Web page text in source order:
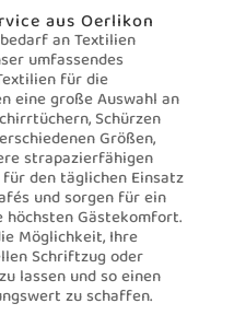
aus Oerlikon
an Textilien
umfassendes
für die
eine große Auswahl an
Schürzen
Größen,
strapazierfähigen
den täglichen Einsatz
und sorgen für ein
höchsten Gästekomfort.
Möglichkeit, Ihre
Schriftzug oder
lassen und so einen
zu schaffen.